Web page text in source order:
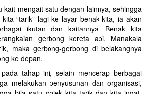
kait-mengait satu dengan lainnya, sehingga
“tarik” lagi ke layar benak kita, ia akan
ikutan dan kaitannya. Benak kita
gerbong kereta api. Manakala
maka gerbong-gerbong di belakangnya
ke depan.
tahap ini, selain mencerap berbagai
melakukan penyusunan dan organisasi,